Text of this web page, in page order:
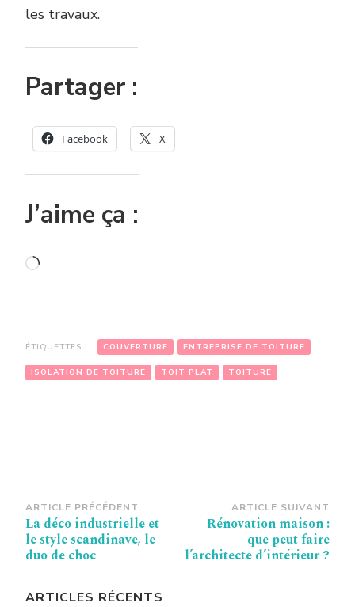
les travaux.
Partager :
Facebook X
J’aime ça :
Chargement…
ÉTIQUETTES : COUVERTURE ENTREPRISE DE TOITURE
ISOLATION DE TOITURE TOIT PLAT TOITURE
Navigation
d’article
ARTICLE PRÉCÉDENT
La déco industrielle et
le style scandinave, le
duo de choc
ARTICLE SUIVANT
Rénovation maison :
que peut faire
l’architecte d’intérieur ?
ARTICLES RÉCENTS